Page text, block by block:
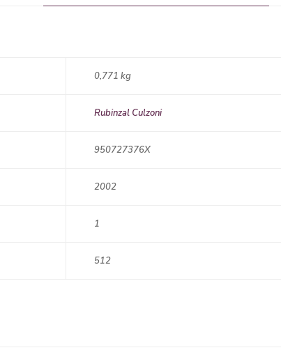
0,771 kg
Rubinzal Culzoni
950727376X
2002
1
512